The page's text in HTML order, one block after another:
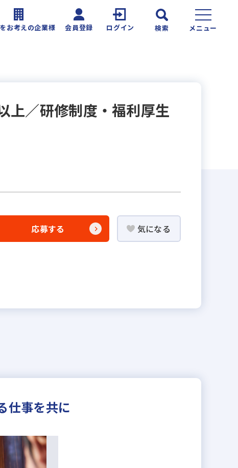
お考えの企業様 会員登録 ログイン 検索 メニュー
／研修制度・福利厚生
応募する 気になる
仕事を共に